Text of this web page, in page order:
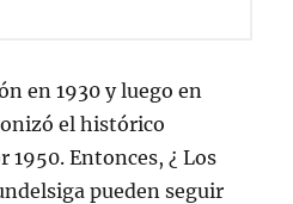
en 1930 y luego en
el histórico
1950. Entonces, ¿ Los
pueden seguir